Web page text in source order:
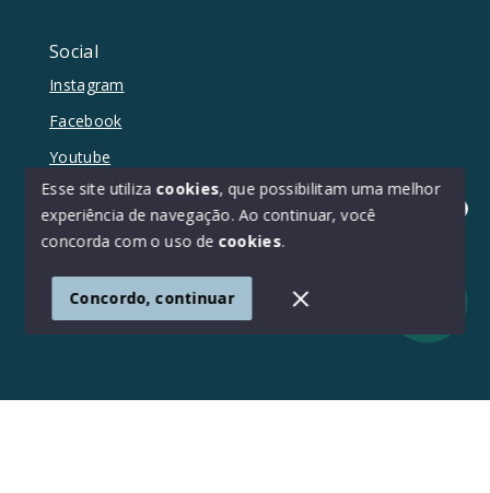
Olá! Estamos disponíveis para te ajudar.
Social
Instagram
Facebook
Youtube
© Copyright 2026 - Duetto Imóveis - Todos os direitos
SITE PARA IMOBILIARIA
Esse site utiliza cookies, que possibilitam uma melhor
experiência de navegação. Ao continuar, você
concorda com o uso de cookies.
Concordo, continuar